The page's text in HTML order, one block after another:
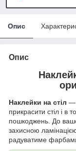
Опис
Опис
Наклейки на стіл —
прикрасити стіл і в
пошкоджень. До
захисною
радуватиме